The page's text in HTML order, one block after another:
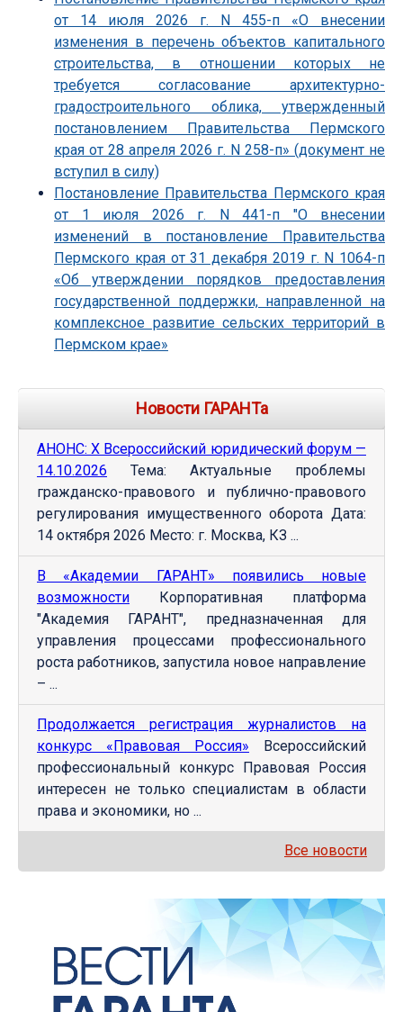
от 14 июля 2026 г. N 455-п «О внесении
изменения в перечень объектов капитального
строительства, в отношении которых не
требуется согласование архитектурно-
градостроительного облика, утвержденный
постановлением Правительства Пермского
края от 28 апреля 2026 г. N 258-п» (документ не
вступил в силу)
Постановление Правительства Пермского края
от 1 июля 2026 г. N 441-п "О внесении
изменений в постановление Правительства
Пермского края от 31 декабря 2019 г. N 1064-п
«Об утверждении порядков предоставления
государственной поддержки, направленной на
комплексное развитие сельских территорий в
Пермском крае»
Новости ГАРАНТа
АНОНС: Х Всероссийский юридический форум —
14.10.2026 Тема: Актуальные проблемы
гражданско-правового и публично-правового
регулирования имущественного оборота Дата:
14 октября 2026 Место: г. Москва, КЗ ...
В «Академии ГАРАНТ» появились новые
возможности Корпоративная платформа
"Академия ГАРАНТ", предназначенная для
управления процессами профессионального
роста работников, запустила новое направление
– ...
Продолжается регистрация журналистов на
конкурс «Правовая Россия» Всероссийский
профессиональный конкурс Правовая Россия
интересен не только специалистам в области
права и экономики, но ...
Все новости